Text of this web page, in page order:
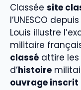
Classée site
l’UNESCO
Louis illustre
militaire
classé attire
d’histoire
ouvrage inscrit